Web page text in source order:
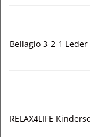
Bellagio 3-2-1
RELAX4LIFE